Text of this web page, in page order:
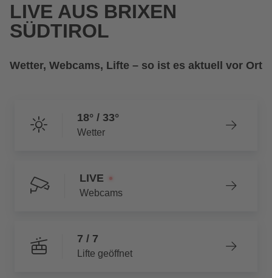
LIVE AUS BRIXEN
SÜDTIROL
Wetter, Webcams, Lifte – so ist es aktuell vor Ort
18° / 33°
Wetter
LIVE
Webcams
7 / 7
Lifte geöffnet